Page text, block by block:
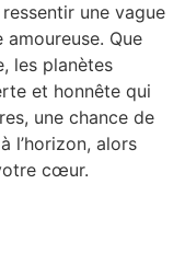
une vague
Que
les planètes
et honnête qui
une chance de
l’horizon, alors
cœur.